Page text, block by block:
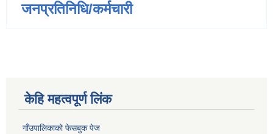
जनप्रतिनिधि/कर्मचारी
केहि महत्वपूर्ण लिंक
गाँउपालिकाको फेसबुक पेज